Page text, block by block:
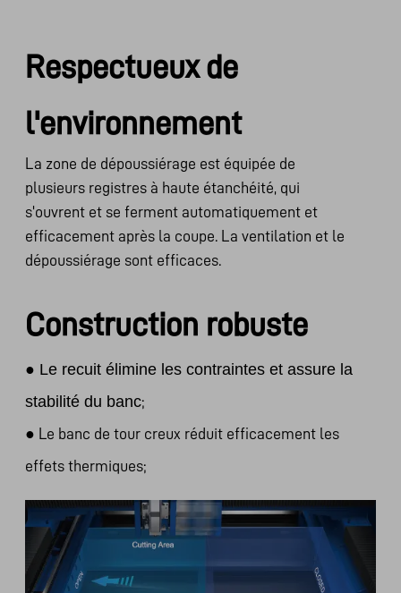
Respectueux de
l'environnement
La zone de dépoussiérage est équipée de
plusieurs registres à haute étanchéité, qui
s'ouvrent et se ferment automatiquement et
efficacement après la coupe. La ventilation et le
dépoussiérage sont efficaces.
Construction robuste
● Le recuit élimine les contraintes et assure la
stabilité du banc;
● Le banc de tour creux réduit efficacement les
effets thermiques;